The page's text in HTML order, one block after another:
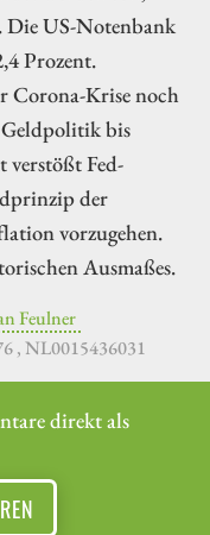
Die US-Notenbank
Prozent.
Corona-Krise noch
Geldpolitik bis
verstößt Fed-
der
vorzugehen.
Ausmaßes.
Feulner
, NL0015436031
direkt als